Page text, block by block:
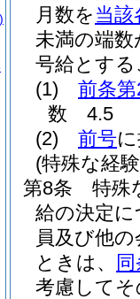
月数を 当該
未満の端
号給とす
(1)
前条
数 4.5
(2)
前号
(特殊な経
第8条
特殊
給の決定
員及び他
ときは、
考慮して